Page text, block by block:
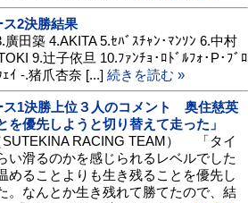
2決勝結果
田築 4.AKITA 5.ｾﾊﾞｽﾁｬﾝ･ﾏﾝｿﾝ 6.中村
9.辻子依旦 10.ﾌｧﾝﾁｮ･ﾛﾄﾞﾙﾌｫ･P･ﾌﾞﾛ
ｲ -.猪爪杏奈 [...] 続きを読む »
ス1決勝上位３人のコメント 奥住慈英
を優先しようと切り替えて走った」
RACING TEAM） 「タイ
い滑るのかを感じられるレベルでした
めることよりも生き残ることを優先し
。なんとか生き残れて勝てたので、結